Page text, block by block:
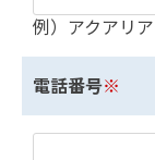
例）アクアリ
電話番号※